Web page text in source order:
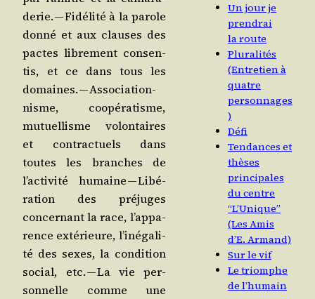
de­rie. — Fidé­li­té à la parole
don­né et aux clauses des
pactes libre­ment consen­
tis, et ce dans tous les
domaines. — Asso­cia­tion­
nisme, coopé­ra­tisme,
mutuel­lisme volon­taires
et contrac­tuels dans
toutes les branches de
l’ac­ti­vi­té humaine — Libé­
ra­tion des pré­juges
concer­nant la race, l’ap­pa­
rence exté­rieure, l’i­né­ga­li­
té des sexes, la condi­tion
social, etc. — La vie per­
son­nelle comme une
Un jour je
prendrai
la route
Pluralités
(Entretien à
quatre
personnages
)
Défi
Tendances et
thèses
principales
du centre
“L’Unique”
(Les Amis
d’E. Armand)
Sur le vif
Le triomphe
de l’humain